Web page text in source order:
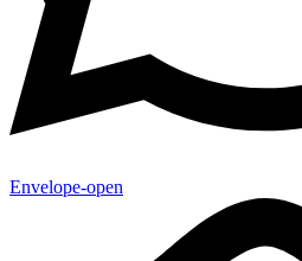
Envelope-open